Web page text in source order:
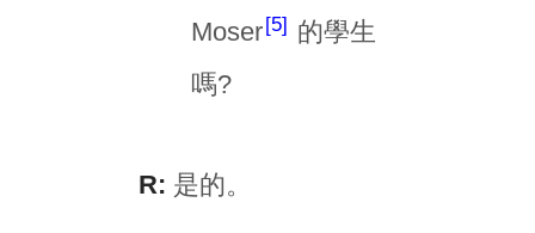
Moser 5
的學生
嗎?
R: 是的。